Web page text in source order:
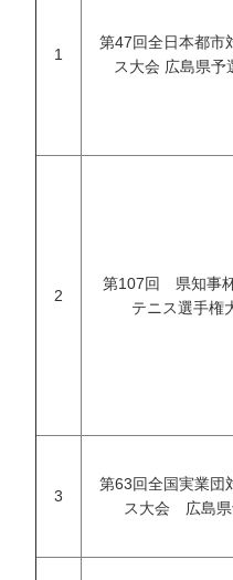
1
第47回全日本都市
ス大会 広島県予
2
第107回 県知事
テニス選手権
3
第63回全国実業団
ス大会 広島県